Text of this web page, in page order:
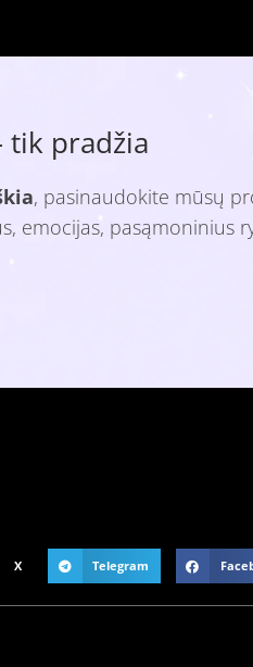
tik pradžia
, pasinaudokite mūsų
emocijas, pasąmoninius
X Telegram